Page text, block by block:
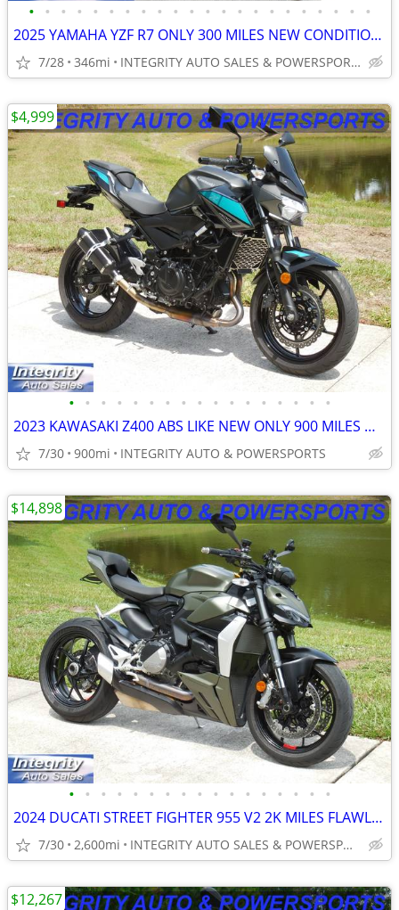
• • • • • • • • • • • • • • • • • • • • • •
2025 YAMAHA YZF R7 ONLY 300 MILES NEW CONDITION NO DEALER FEES
7/28 346mi INTEGRITY AUTO SALES & POWERSPORTS
• • • • • • • • • • • • • • • • •
2023 KAWASAKI Z400 ABS LIKE NEW ONLY 900 MILES NO BS DEALER FEES HERE
7/30 900mi INTEGRITY AUTO & POWERSPORTS
$4,999
• • • • • • • • • • • • • • • • •
2024 DUCATI STREET FIGHTER 955 V2 2K MILES FLAWLESS BIKE NO BS FEES!!!
7/30 2,600mi INTEGRITY AUTO SALES & POWERSPORTS
$14,898
$12,267